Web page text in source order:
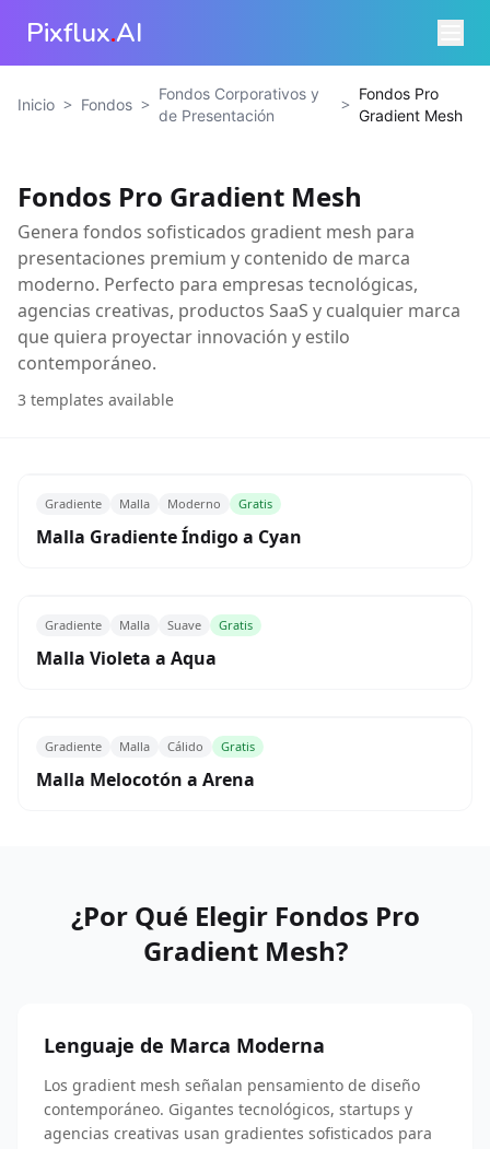
Pixflux.AI
Inicio > Fondos >
Fondos Corporativos y
de Presentación
>
Fondos Pro
Gradient Mesh
Fondos Pro Gradient Mesh
Genera fondos sofisticados gradient mesh para
presentaciones premium y contenido de marca
moderno. Perfecto para empresas tecnológicas,
agencias creativas, productos SaaS y cualquier marca
que quiera proyectar innovación y estilo
contemporáneo.
3 templates available
Gradiente Malla Moderno Gratis
Malla Gradiente Índigo a Cyan
Gradiente Malla Suave Gratis
Malla Violeta a Aqua
Gradiente Malla Cálido Gratis
Malla Melocotón a Arena
¿Por Qué Elegir Fondos Pro
Gradient Mesh?
Lenguaje de Marca Moderna
Los gradient mesh señalan pensamiento de diseño
contemporáneo. Gigantes tecnológicos, startups y
agencias creativas usan gradientes sofisticados para